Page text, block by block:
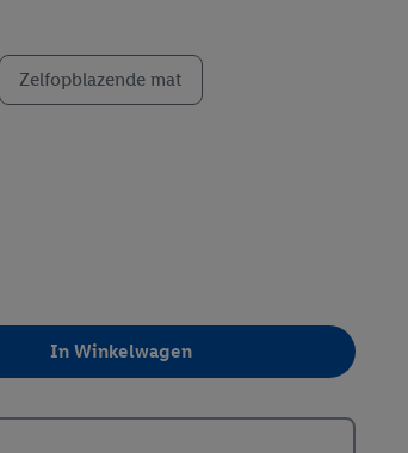
Zelfopblazende mat
In Winkelwagen